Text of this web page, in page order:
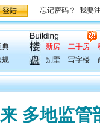
典
规
新房 二手房
别墅
写字楼
多地监管